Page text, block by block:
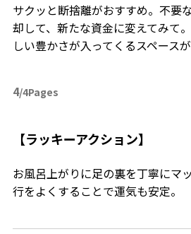
サクッと断捨離がおすすめ。不要
却して、新たな資金に変えてみて
しい豊かさが入ってくるスペースが
4/4Pages
【ラッキーアクション】
お風呂上がりに足の裏を丁寧にマ
行をよくすることで運気も安定。